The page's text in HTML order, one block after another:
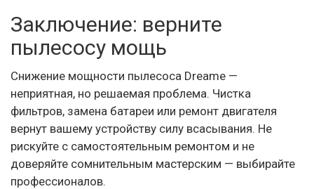
Заключение: верните
пылесосу мощь
Снижение мощности пылесоса Dreame —
неприятная, но решаемая проблема. Чистка
фильтров, замена батареи или ремонт двигателя
вернут вашему устройству силу всасывания. Не
рискуйте с самостоятельным ремонтом и не
доверяйте сомнительным мастерским — выбирайте
профессионалов.